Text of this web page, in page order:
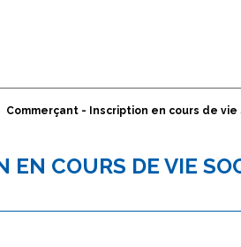
Commerçant - Inscription en cours de
EN COURS DE VIE